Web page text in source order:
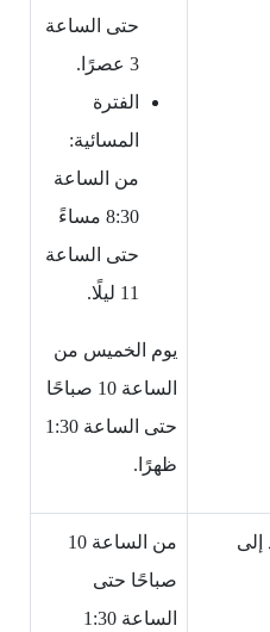
حتى الساعة
3 عصرًا.
الفترة
المسائية:
من الساعة
8:30 مساءً
حتى الساعة
11 ليلًا.
يوم الخميس من
الساعة 10 صباحًا
حتى الساعة 1:30
ظهرًا.
إلى
من الساعة 10
صباحًا حتى
الساعة 1:30